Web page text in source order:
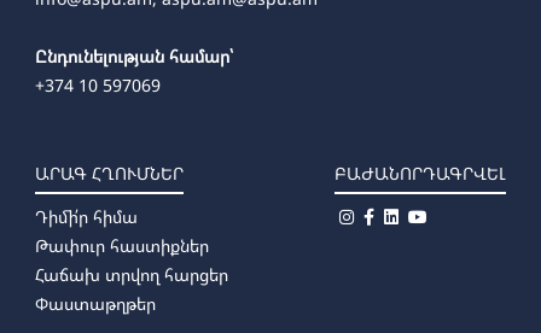
Ընդունելության համար՝
+374 10 597069
ԱՐԱԳ ՀՂՈՒՄՆԵՐ
Դիմի՛ր հիմա
Թափուր հաստիքներ
Հաճախ տրվող հարցեր
Փաստաթղթեր
ԲԱԺԱՆՈՐԴԱԳՐՎԵԼ